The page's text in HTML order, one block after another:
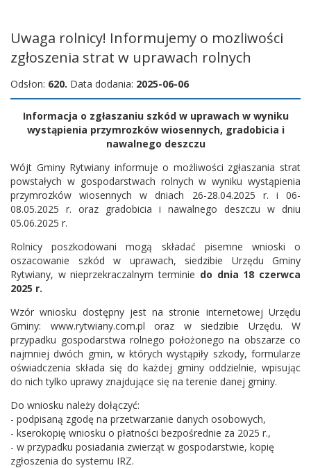
Uwaga rolnicy! Informujemy o mozliwości
zgłoszenia strat w uprawach rolnych
Odsłon: 620. Data dodania: 2025-06-06
Informacja o zgłaszaniu szkód w uprawach w wyniku
wystąpienia przymrozków wiosennych, gradobicia i
nawalnego deszczu
Wójt Gminy Rytwiany informuje o możliwości zgłaszania strat
powstałych w gospodarstwach rolnych w wyniku wystąpienia
przymrozków wiosennych w dniach 26-28.04.2025 r. i 06-
08.05.2025 r. oraz gradobicia i nawalnego deszczu w dniu
05.06.2025 r.
Rolnicy poszkodowani mogą składać pisemne wnioski o
oszacowanie szkód w uprawach, siedzibie Urzędu Gminy
Rytwiany, w nieprzekraczalnym terminie do dnia 18 czerwca
2025 r.
Wzór wniosku dostępny jest na stronie internetowej Urzędu
Gminy: www.rytwiany.com.pl oraz w siedzibie Urzędu. W
przypadku gospodarstwa rolnego położonego na obszarze co
najmniej dwóch gmin, w których wystąpiły szkody, formularze
oświadczenia składa się do każdej gminy oddzielnie, wpisując
do nich tylko uprawy znajdujące się na terenie danej gminy.
Do wniosku należy dołączyć:
- podpisaną zgodę na przetwarzanie danych osobowych,
- kserokopię wniosku o płatności bezpośrednie za 2025 r.,
- w przypadku posiadania zwierząt w gospodarstwie, kopię
zgłoszenia do systemu IRZ.